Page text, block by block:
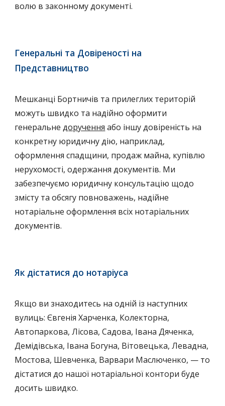
волю в законному документі.
Генеральні та Довіреності на
Представництво
Мешканці Бортничів та прилеглих територій
можуть швидко та надійно оформити
генеральнедоручення або іншу довіреність на
конкретну юридичну дію, наприклад,
оформлення спадщини, продаж майна, купівлю
нерухомості, одержання документів. Ми
забезпечуємо юридичну консультацію щодо
змісту та обсягу повноважень, надійне
нотаріальне оформлення всіх нотаріальних
документів.
Як дістатися до нотаріуса
Якщо ви знаходитесь на одній із наступних
вулиць: Євгенія Харченка, Колекторна,
Автопаркова, Лісова, Садова, Івана Дяченка,
Демідівська, Івана Богуна, Вітовецька, Левадна,
Мостова, Шевченка, Варвари Маслюченко, — то
дістатися до нашої нотаріальної контори буде
досить швидко.